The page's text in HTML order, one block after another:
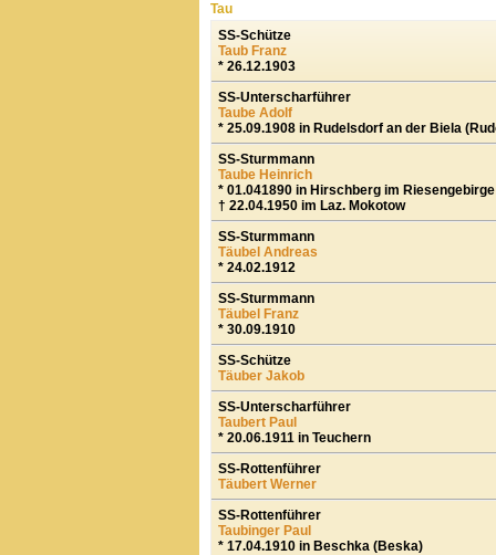
Tau
SS-Schütze
Taub Franz
* 26.12.1903
SS-Unterscharführer
Taube Adolf
* 25.09.1908 in Rudelsdorf an der Biela
SS-Sturmmann
Taube Heinrich
* 01.041890 in Hirschberg im
† 22.04.1950 im Laz. Mokotow
SS-Sturmmann
Täubel Andreas
* 24.02.1912
SS-Sturmmann
Täubel Franz
* 30.09.1910
SS-Schütze
Täuber Jakob
SS-Unterscharführer
Taubert Paul
* 20.06.1911 in Teuchern
SS-Rottenführer
Täubert Werner
SS-Rottenführer
Taubinger Paul
* 17.04.1910 in Beschka (Beska)